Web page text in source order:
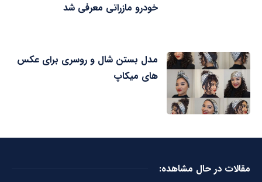
خودرو مازراتی معرفی شد
مدل بستن شال و روسری برای عکس
های میکاپ
مقالات در حال مشاهده: